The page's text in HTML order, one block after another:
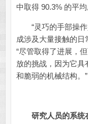
中取得 90.3% 的平均
“灵巧的手部操作
成涉及大量接触的日
“尽管取得了进展，
放的挑战，因为它
和脆弱的机械结构。”
研究人员的系统